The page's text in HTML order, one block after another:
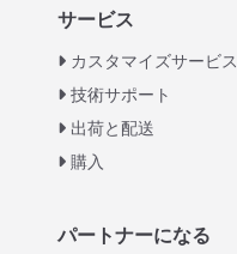
サービス
カスタマイズサービス
技術サポート
出荷と配送
購入
パートナーになる
Thai
Turkish
Swahili
Urdu
Greek
Italian